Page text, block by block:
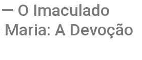
O Imaculado
Maria: A Devoção